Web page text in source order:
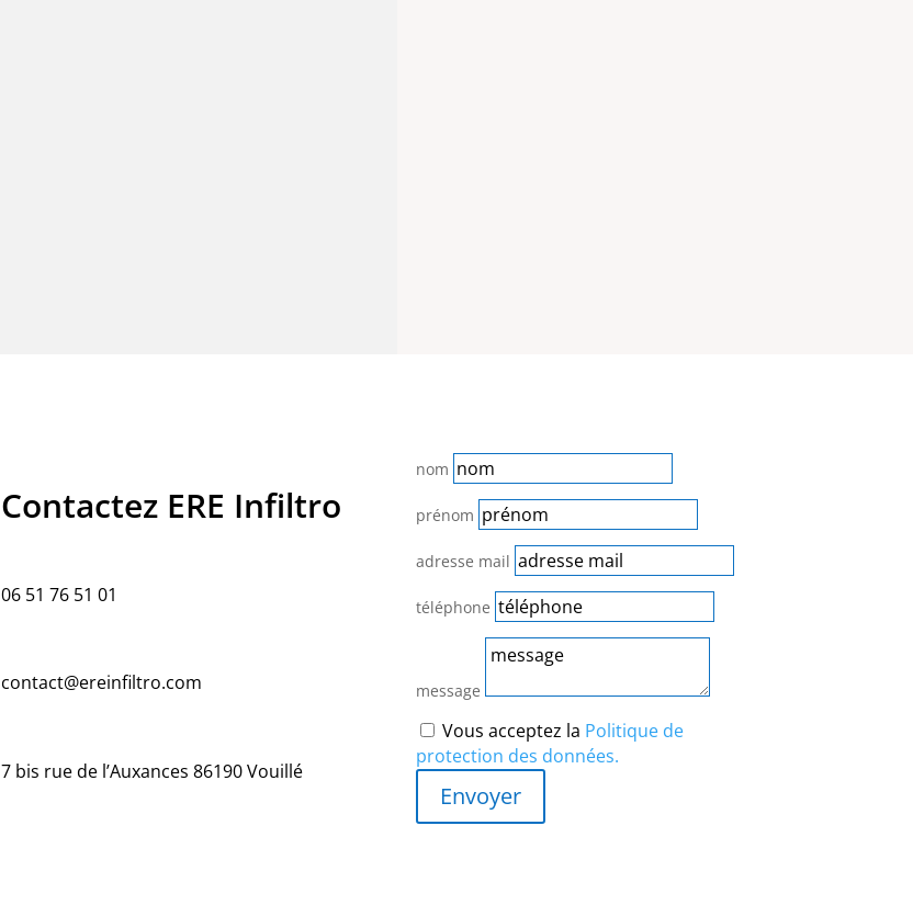
Contactez ERE Infiltro
06 51 76 51 01
contact@ereinfiltro.com
7 bis rue de l’Auxances 86190 Vouillé
nom
prénom
adresse mail
téléphone
message
Vous acceptez la Politique de
protection des données.
Envoyer